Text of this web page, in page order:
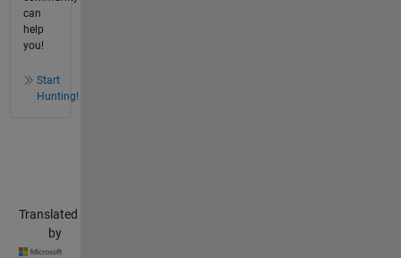
can
help
you!
Start
Hunting!
Translated
by